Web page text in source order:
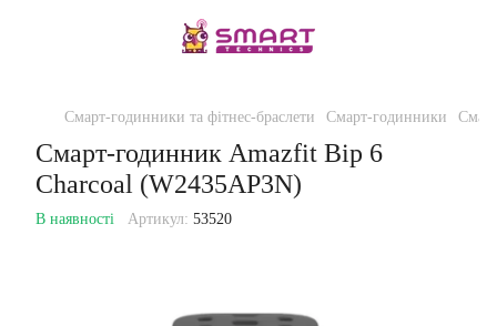
Смарт-годинники та фітнес-браслети Смарт-годинники
Смарт-годинник Amazfit Bip 6
Charcoal (W2435AP3N)
В наявності Артикул: 53520